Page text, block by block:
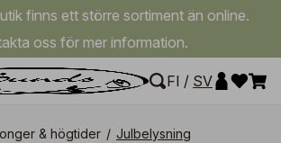
finns ett större sortiment än online.
oss för mer information.
FI / SV
& högtider / Julbelysning